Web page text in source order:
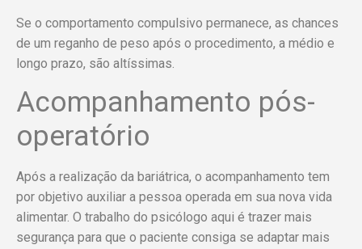
Se o comportamento compulsivo permanece, as chances
de um reganho de peso após o procedimento, a médio e
longo prazo, são altíssimas.
Acompanhamento pós-
operatório
Após a realização da bariátrica, o acompanhamento tem
por objetivo auxiliar a pessoa operada em sua nova vida
alimentar. O trabalho do psicólogo aqui é trazer mais
segurança para que o paciente consiga se adaptar mais